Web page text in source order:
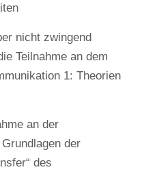
nicht zwingend
Teilnahme an dem
1: Theorien
an der
der
des